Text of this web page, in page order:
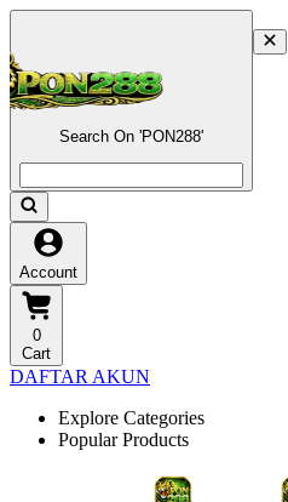
Search On 'PON288'
Account
0
Cart
DAFTAR AKUN
Explore Categories
Popular Products